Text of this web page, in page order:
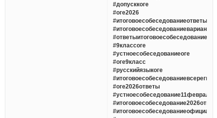
#допусккоге
#оге2026
#итоговоесобеседованиеответы
#итоговоесобеседованиеварианты
#ответыитоговоесобеседование
#9классоге
#устноесобеседованиеоге
#оге9класс
#русскийязыкоге
#оге2026ответы
#устноесобеседование11февраля